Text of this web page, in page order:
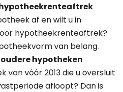
af en wilt u in
hypotheekrenteaftrek?
van belang.
hypotheken
van vóór 2013 die u oversluit
afloopt? Dan is